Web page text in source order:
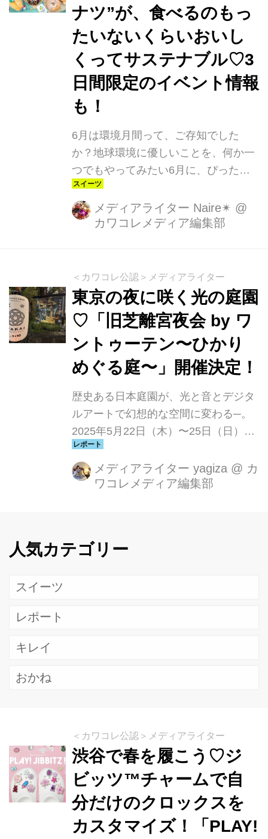
ナツ”が、食べるのもっ
たいないくらいおいし
くってサステナブル♡3
日間限定のイベント情報
も！
6月は環境月間って、ご存知でした
か？地球環境に優しいことを、何か一
つでもやってみたい6月に、ぴったり
な新商品が、クリスピー・クリーム・
ドーナツから発売されます♬
メディアライター Naire✴︎ @
カワコレメディア編集部
＜カワコレ公認＞メディアライター
東京の夜に咲く光の庭園
♡「旧芝離宮夜会 by ワ
ントゥーテン〜ひかり
めぐる庭〜」開催決定！
歴史ある日本庭園が、光と音とデジタ
ルアートで幻想的な空間に変わる─。
2025年5月22日（木）〜25日（日）の
4日間、旧芝離宮恩賜庭園にてナイト
イベント「旧芝離宮夜会 by ワントゥ
ーテン〜ひかりめぐる庭〜」が開催さ
を迎える人気シリーズ。日本庭園とい
メディアライター yagiza @ カ
ワコレメディア編集部
人気カテゴリー
スイーツ
レポート
キレイ
おかね
＜カワコレ公認＞メディアライター
渋谷で春を履こう♡ジ
ビッツ™チャームで自
分だけのクロックスを
カスタマイズ！「PLAY!